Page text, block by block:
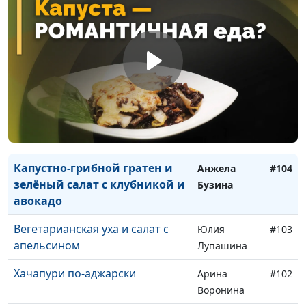
и облепиховый чай
Суп с красной фасолью и пхали
из шпината
Юлия
#107
Манты с тыквой и соус с
укропом
Оксана
Устимова
Картофельная «Бабка» и
сметанный соус с томатами
Елена
Пацукевич
Капустно-грибной гратен и
зелёный салат с клубникой и
авокадо
Анжела
Бузина
#104
Вегетарианская уха и салат с
апельсином
Юлия
Лупашина
#103
Хачапури по-аджарски
Арина
Воронина
#102